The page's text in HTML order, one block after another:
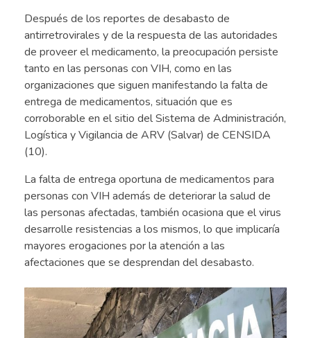
Después de los reportes de desabasto de
antirretrovirales y de la respuesta de las autoridades
de proveer el medicamento, la preocupación persiste
tanto en las personas con VIH, como en las
organizaciones que siguen manifestando la falta de
entrega de medicamentos, situación que es
corroborable en el sitio del Sistema de Administración,
Logística y Vigilancia de ARV (Salvar) de CENSIDA
(10).
La falta de entrega oportuna de medicamentos para
personas con VIH además de deteriorar la salud de
las personas afectadas, también ocasiona que el virus
desarrolle resistencias a los mismos, lo que implicaría
mayores erogaciones por la atención a las
afectaciones que se desprendan del desabasto.